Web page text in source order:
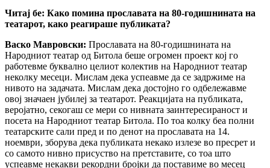
Читај бе: Како помина прославата на 80-годишнината на
театарот, како реагираше публиката?
Васко Мавровски: Прославата на 80-годишнината на
Народниот театар од Битола беше огромен проект кој го
работевме буквално целиот колектив на Народниот театар
неколку месеци. Мислам дека успеавме да се задржиме на
нивото на задачата. Мислам дека достојно го одбележавме
овој значаен јубилеј за театарот. Реакцијата на публиката,
веројатно, секогаш се мери со нивната заинтересираност и
посета на Народниот театар Битола. По тоа колку беа полни
театарските сали пред и по денот на прославата на 14.
ноември, зборува дека публиката некако излезе во пресрет и
со самото нивно присуство на претставите, со тоа што
успеавме некакви рекордни бројки да поставиме во месец